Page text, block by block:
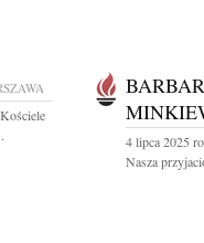
4 lipca 2025
Nasza